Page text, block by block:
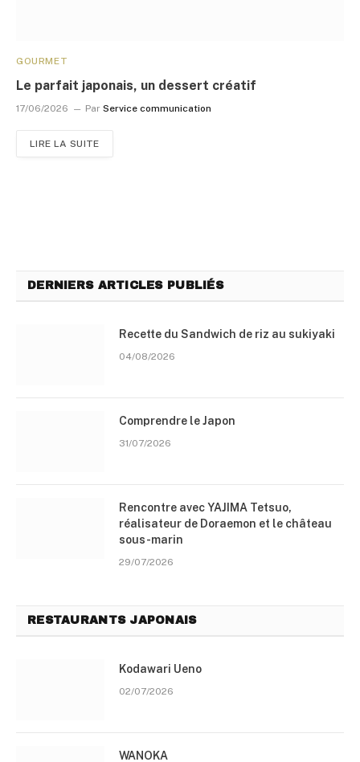
GOURMET
Le parfait japonais, un dessert créatif
17/06/2026 Par Service communication
LIRE LA SUITE
DERNIERS ARTICLES PUBLIÉS
Recette du Sandwich de riz au sukiyaki
04/08/2026
Comprendre le Japon
31/07/2026
Rencontre avec YAJIMA Tetsuo,
réalisateur de Doraemon et le château
sous-marin
29/07/2026
RESTAURANTS JAPONAIS
Kodawari Ueno
02/07/2026
WANOKA